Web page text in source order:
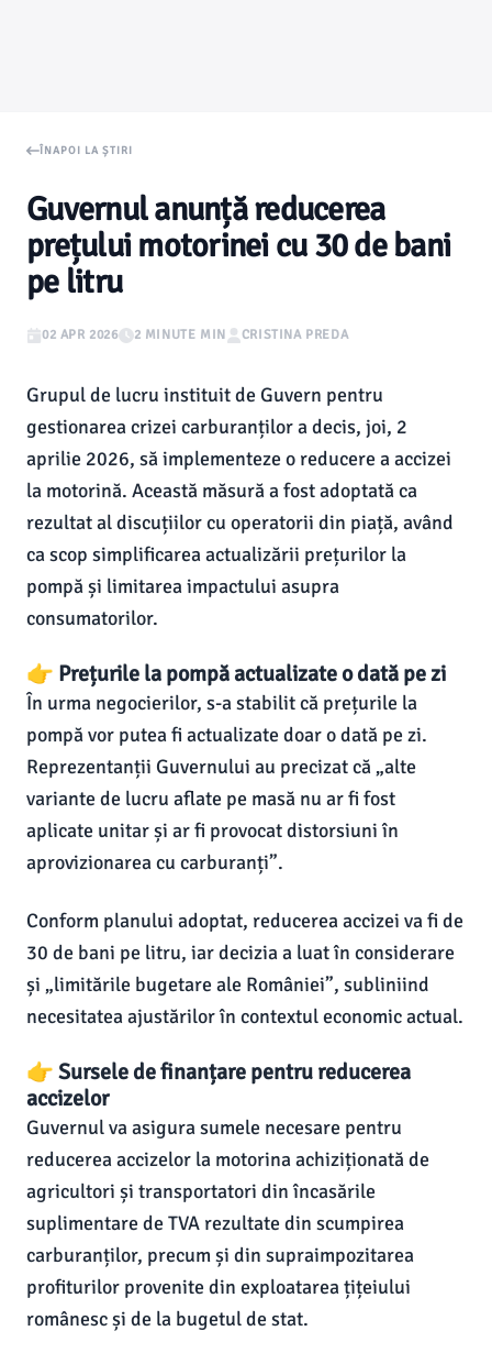
ÎNAPOI LA ȘTIRI
Guvernul anunță reducerea
prețului motorinei cu 30 de bani
pe litru
02 APR 2026 2 MINUTE MIN CRISTINA PREDA
Grupul de lucru instituit de Guvern pentru
gestionarea crizei carburanților a decis, joi, 2
aprilie 2026, să implementeze o reducere a accizei
la motorină. Această măsură a fost adoptată ca
rezultat al discuțiilor cu operatorii din piață, având
ca scop simplificarea actualizării prețurilor la
pompă și limitarea impactului asupra
consumatorilor.
👉 Prețurile la pompă actualizate o dată pe zi
În urma negocierilor, s-a stabilit că prețurile la
pompă vor putea fi actualizate doar o dată pe zi.
Reprezentanții Guvernului au precizat că „alte
variante de lucru aflate pe masă nu ar fi fost
aplicate unitar și ar fi provocat distorsiuni în
aprovizionarea cu carburanți”.
Conform planului adoptat, reducerea accizei va fi de
30 de bani pe litru, iar decizia a luat în considerare
și „limitările bugetare ale României”, subliniind
necesitatea ajustărilor în contextul economic actual.
👉 Sursele de finanțare pentru reducerea
accizelor
Guvernul va asigura sumele necesare pentru
reducerea accizelor la motorina achiziționată de
agricultori și transportatori din încasările
suplimentare de TVA rezultate din scumpirea
carburanților, precum și din supraimpozitarea
profiturilor provenite din exploatarea țițeiului
românesc și de la bugetul de stat.